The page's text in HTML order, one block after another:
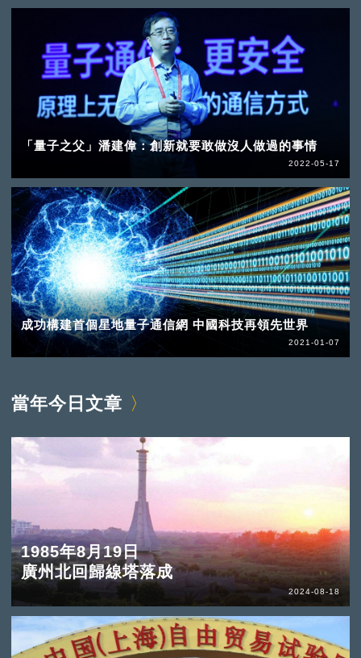
「量子之父」潘建偉：創新就要敢做沒人做過的事情
2022-05-17
成功構建首個星地量子通信網 中國科技再領先世界
2021-01-07
當年今日文章
1985年8月19日
廣州北回歸線塔落成
2024-08-18